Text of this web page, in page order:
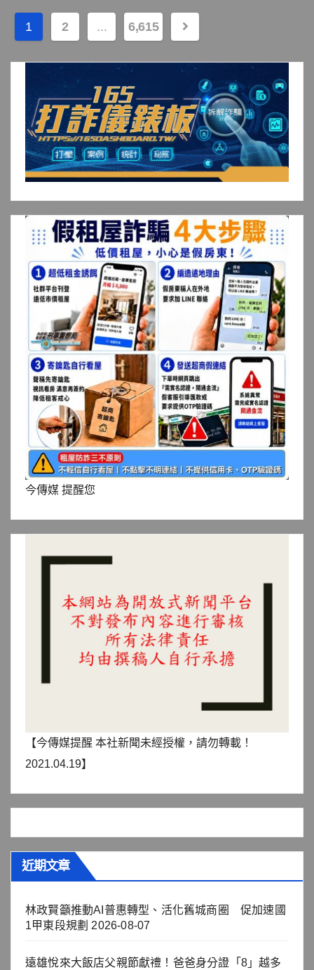
文
章
頁
1 2 ... 6,615
今傳媒 提醒您
【今傳媒提醒 本社新聞未經授權，請勿轉載！
2021.04.19】
近期文章
林政賢籲推動AI普惠轉型、活化舊城商圈 促加速國
1甲東段規劃 2026-08-07
遠雄悅來大飯店父親節獻禮！爸爸身分證「8」越多